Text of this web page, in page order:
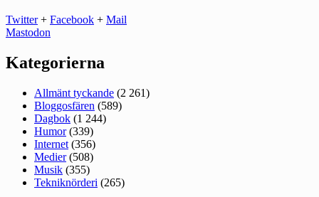
Twitter+ Facebook + Mail
Mastodon
Kategorierna
Allmänt tyckande (2 261)
Bloggosfären (589)
Dagbok (1 244)
Humor(339)
Internet (356)
Medier(508)
Musik (355)
Tekniknörderi (265)